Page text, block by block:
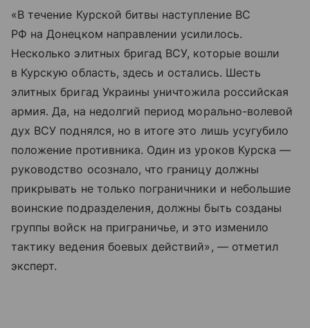
«В течение Курской битвы наступление ВС
РФ на Донецком направлении усилилось.
Несколько элитных бригад ВСУ, которые вошли
в Курскую область, здесь и остались. Шесть
элитных бригад Украины уничтожила российская
армия. Да, на недолгий период морально-волевой
дух ВСУ поднялся, но в итоге это лишь усугубило
положение противника. Один из уроков Курска —
руководство осознало, что границу должны
прикрывать не только пограничники и небольшие
воинские подразделения, должны быть созданы
группы войск на приграничье, и это изменило
тактику ведения боевых действий», — отметил
эксперт.